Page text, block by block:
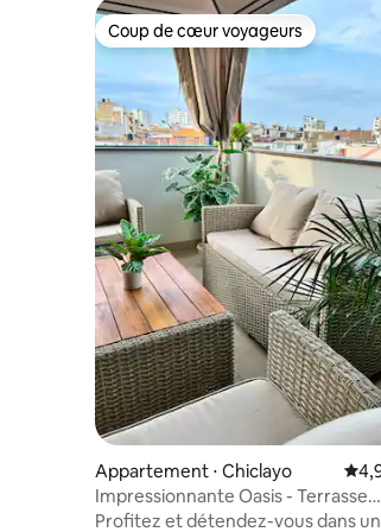
Coup de cœur voyageurs
Coup de cœur voyageurs
Appartement ⋅ Chiclayo
Impressionnante Oasis - Terrasse
exclusive
Profitez et détendez-vous dans un